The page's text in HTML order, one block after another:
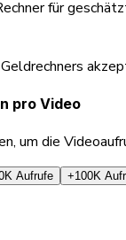
für
pro Video
um die
Aufrufe +100K